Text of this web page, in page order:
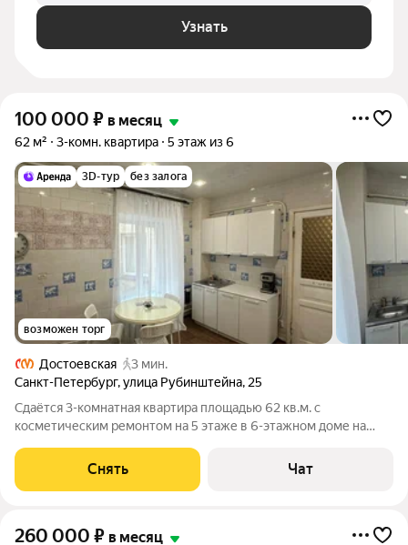
Узнать
100 000 ₽ в месяц
62 м² 3-комн. квартира 5 этаж из 6
3D-тур без залога
возможен торг
Достоевская
3 мин.
Санкт-Петербург,улица Рубинштейна, 25
Сдаётся 3-комнатная квартира площадью 62 кв.м. с
косметическим ремонтом на 5 этаже в 6-этажном доме на
кирпичный, окна выходят во
Снять Чат
260 000 ₽ в месяц